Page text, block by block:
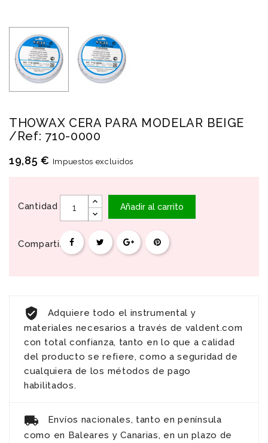
THOWAX CERA PARA MODELAR BEIGE
/Ref: 710-0000
19,85 € Impuestos excluidos
Cantidad Añadir al carrito
Compartir
Adquiere todo el instrumental y
materiales necesarios a través de valdent.com
con total confianza, tanto en lo que a calidad
del producto se refiere, como a seguridad de
cualquiera de los métodos de pago
habilitados.
Envíos nacionales, tanto en península
como en Baleares y Canarias, en un plazo de